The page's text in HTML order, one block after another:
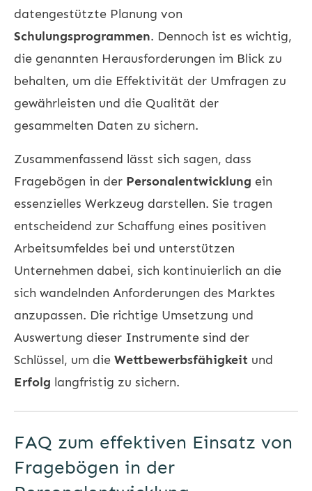
datengestützte Planung von
Schulungsprogrammen. Dennoch ist es wichtig,
die genannten Herausforderungen im Blick zu
behalten, um die Effektivität der Umfragen zu
gewährleisten und die Qualität der
gesammelten Daten zu sichern.
Zusammenfassend lässt sich sagen, dass
Fragebögen in der Personalentwicklung ein
essenzielles Werkzeug darstellen. Sie tragen
entscheidend zur Schaffung eines positiven
Arbeitsumfeldes bei und unterstützen
Unternehmen dabei, sich kontinuierlich an die
sich wandelnden Anforderungen des Marktes
anzupassen. Die richtige Umsetzung und
Auswertung dieser Instrumente sind der
Schlüssel, um die Wettbewerbsfähigkeit und
Erfolg langfristig zu sichern.
FAQ zum effektiven Einsatz von
Fragebögen in der